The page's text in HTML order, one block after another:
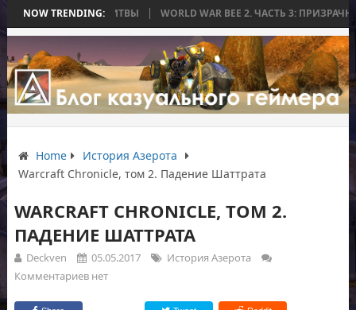
NOW TRENDING:
БЕЗ БИТВЫ WORLD WAR BEE 2. ЧАСТЬ 3: ПРИЗРАЧНЫЕ
Home
История Азерота
Warcraft Chronicle, том 2. Падение Шаттрата
WARCRAFT CHRONICLE, ТОМ 2.
ПАДЕНИЕ ШАТТРАТА
Deckven 05.05.2017
История Азерота
Комментариев нет